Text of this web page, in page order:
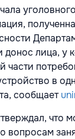
лица, у
части
в
сообщает
что
вопросам